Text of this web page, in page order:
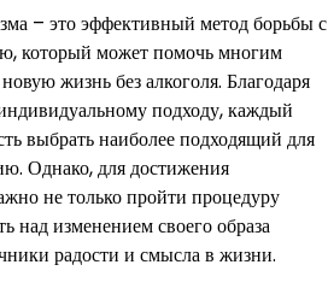
– это эффективный метод борьбы с
который может помочь многим
жизнь без алкоголя. Благодаря
подходу, каждый
выбрать наиболее подходящий для
Однако, для достижения
не только пройти процедуру
над изменением своего образа
радости и смысла в жизни.